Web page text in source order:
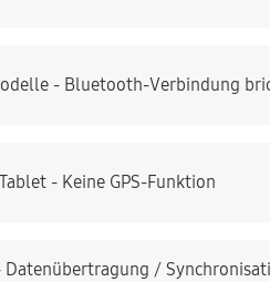
- Bluetooth-Verbindung
- Keine GPS-Funktion
Datenübertragung /